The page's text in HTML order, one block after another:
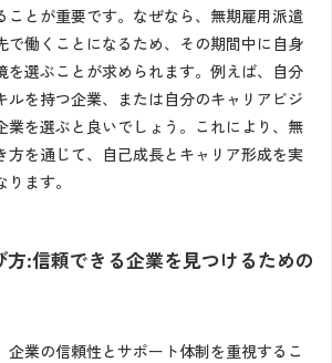
ことが重要です。なぜなら、無期雇用派遣
で働くことになるため、その期間中に自身
を選ぶことが求められます。例えば、自分
ルを持つ企業、または自分のキャリアビジ
業を選ぶと良いでしょう。これにより、無
方を通じて、自己成長とキャリア形成を実
ます。
方:信頼できる企業を見つけるための
企業の信頼性とサポート体制を重視するこ